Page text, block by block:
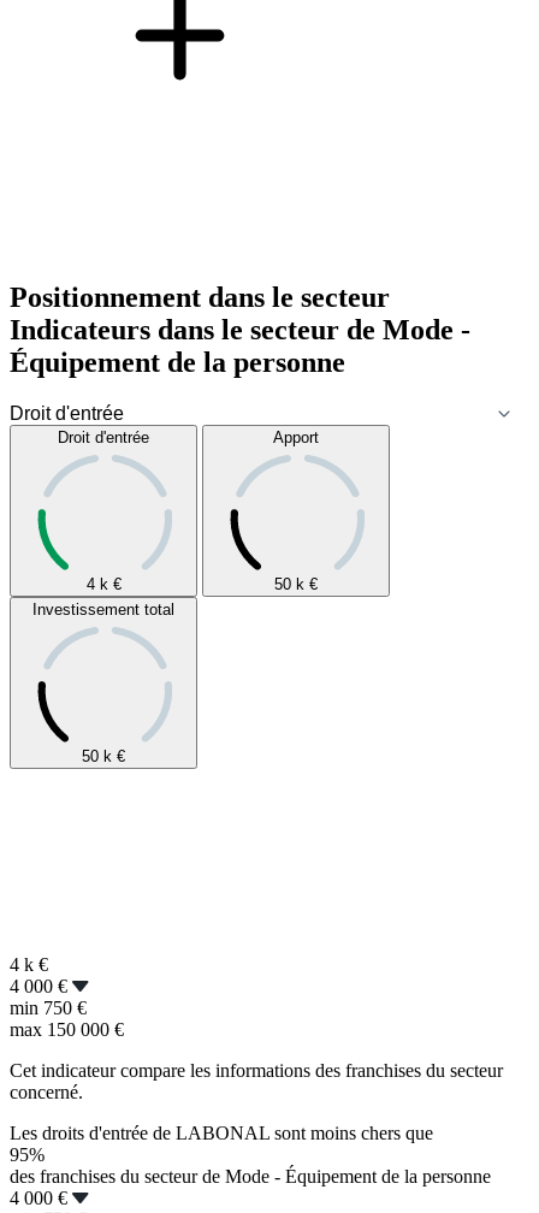
Positionnement dans le secteur
Indicateurs dans le secteur de Mode -
Équipement de la personne
Droit d'entrée
4 k €
Apport
50 k €
Investissement total
50 k €
4 k €
4 000 €
min 750 €
max 150 000 €
Cet indicateur compare les informations des franchises du secteur
concerné.
Les droits d'entrée de LABONAL sont moins chers que
95%
des franchises du secteur de Mode - Équipement de la personne
4 000 €